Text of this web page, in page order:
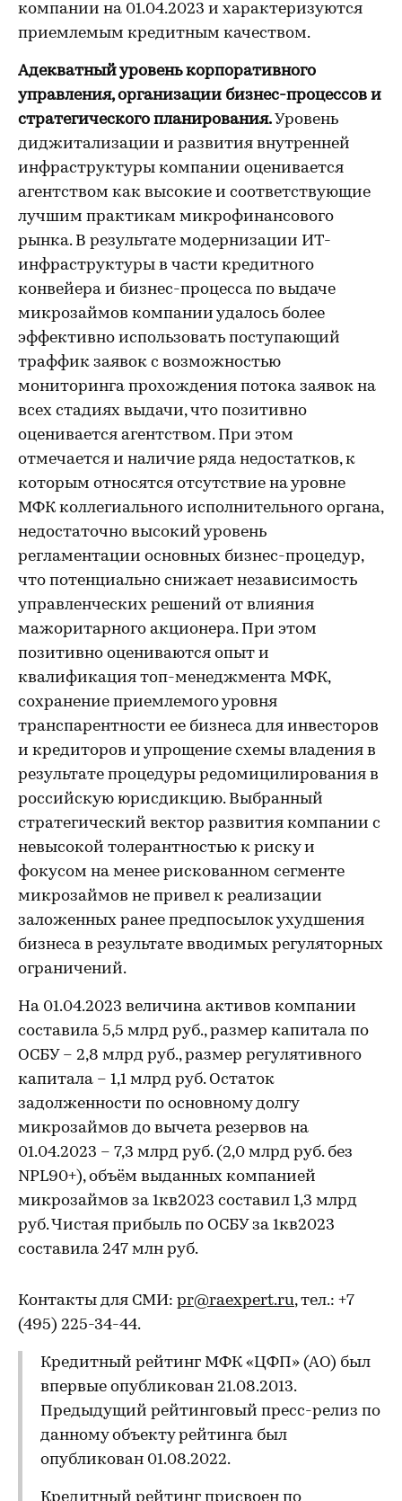
компании на 01.04.2023 и характеризуются
приемлемым кредитным качеством.
Адекватный уровень корпоративного
управления, организации бизнес-процессов и
стратегического планирования.Уровень
диджитализации и развития внутренней
инфраструктуры компании оценивается
агентством как высокие и соответствующие
лучшим практикам микрофинансового
рынка. В результате модернизации ИТ-
инфраструктуры в части кредитного
конвейера и бизнес-процесса по выдаче
микрозаймов компании удалось более
эффективно использовать поступающий
траффик заявок с возможностью
мониторинга прохождения потока заявок на
всех стадиях выдачи, что позитивно
оценивается агентством. При этом
отмечается и наличие ряда недостатков, к
которым относятся отсутствие на уровне
МФК коллегиального исполнительного органа,
недостаточно высокий уровень
регламентации основных бизнес-процедур,
что потенциально снижает независимость
управленческих решений от влияния
мажоритарного акционера. При этом
позитивно оцениваются опыт и
квалификация топ-менеджмента МФК,
сохранение приемлемого уровня
транспарентности ее бизнеса для инвесторов
и кредиторов и упрощение схемы владения в
результате процедуры редомицилирования в
российскую юрисдикцию. Выбранный
стратегический вектор развития компании с
невысокой толерантностью к риску и
фокусом на менее рискованном сегменте
микрозаймов не привел к реализации
заложенных ранее предпосылок ухудшения
бизнеса в результате вводимых регуляторных
ограничений.
На 01.04.2023 величина активов компании
составила 5,5 млрд руб., размер капитала по
ОСБУ – 2,8 млрд руб., размер регулятивного
капитала – 1,1 млрд руб. Остаток
задолженности по основному долгу
микрозаймов до вычета резервов на
01.04.2023 – 7,3 млрд руб. (2,0 млрд руб. без
NPL90+), объём выданных компанией
микрозаймов за 1кв2023 составил 1,3 млрд
руб. Чистая прибыль по ОСБУ за 1кв2023
составила 247 млн руб.
Контакты для СМИ: pr@raexpert.ru, тел.: +7
(495) 225-34-44.
Кредитный рейтинг МФК «ЦФП» (АО) был
впервые опубликован 21.08.2013.
Предыдущий рейтинговый пресс-релиз по
данному объекту рейтинга был
опубликован 01.08.2022.